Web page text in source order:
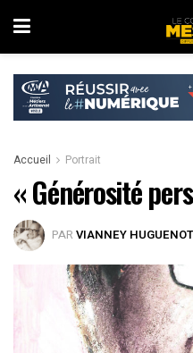
Accueil Portrait
« Générosité
PAR VIANNEY HUGUENOT